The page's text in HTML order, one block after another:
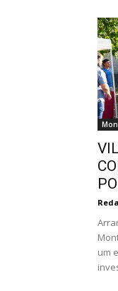
um